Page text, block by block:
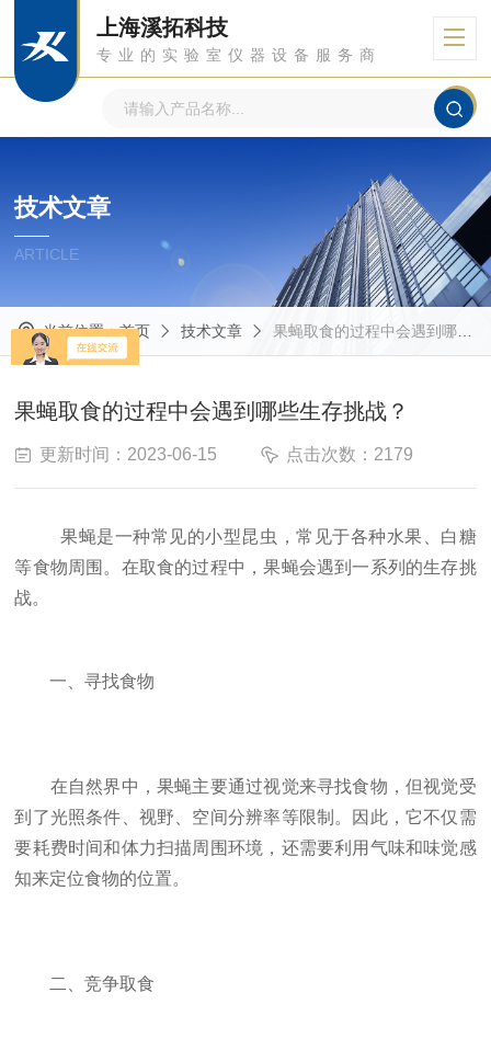
上海溪拓科技
专业的实验室仪器设备服务商
技术文章
ARTICLE
当前位置：首页 技术文章 果蝇取食的过程中会遇到哪些生存挑战？
果蝇取食的过程中会遇到哪些生存挑战？
更新时间：2023-06-15 点击次数：2179
果蝇是一种常见的小型昆虫，常见于各种水果、白糖
等食物周围。在取食的过程中，果蝇会遇到一系列的生存挑
战。
一、寻找食物
在自然界中，果蝇主要通过视觉来寻找食物，但视觉受
到了光照条件、视野、空间分辨率等限制。因此，它不仅需
要耗费时间和体力扫描周围环境，还需要利用气味和味觉感
知来定位食物的位置。
二、竞争取食